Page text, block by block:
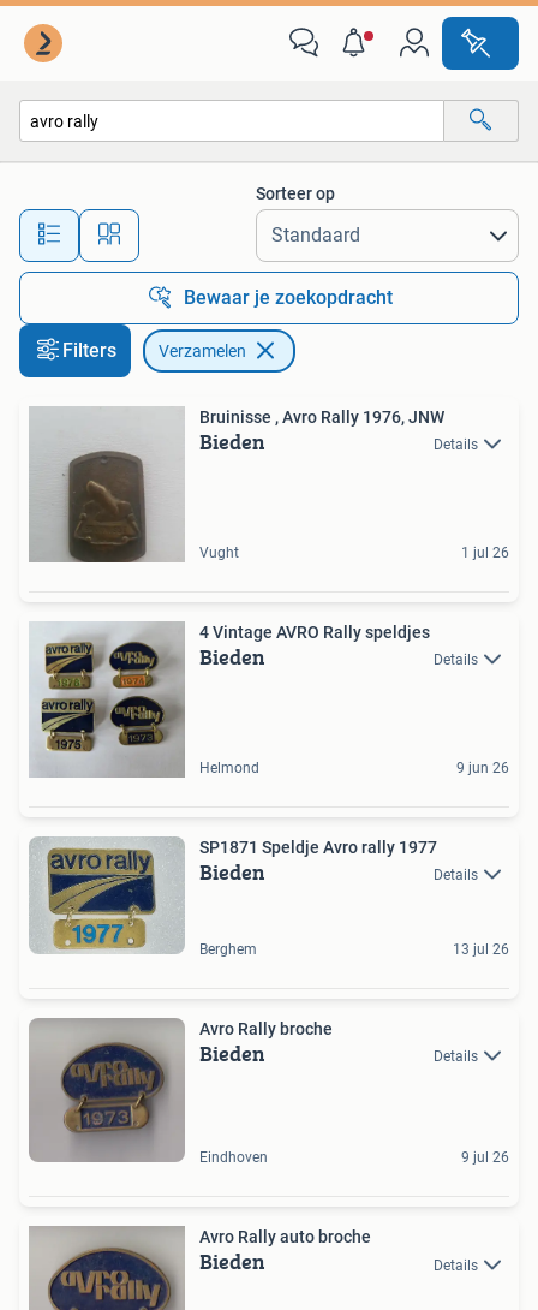
Alle afstanden…
Sorteer op
Bewaar je zoekopdracht
Filters Verzamelen
Bruinisse , Avro Rally 1976, JNW
Bieden Details
Vught 1 jul 26
4 Vintage AVRO Rally speldjes
Bieden Details
Helmond 9 jun 26
SP1871 Speldje Avro rally 1977
Bieden Details
Berghem 13 jul 26
Avro Rally broche
Bieden Details
Eindhoven 9 jul 26
Avro Rally auto broche
Bieden Details